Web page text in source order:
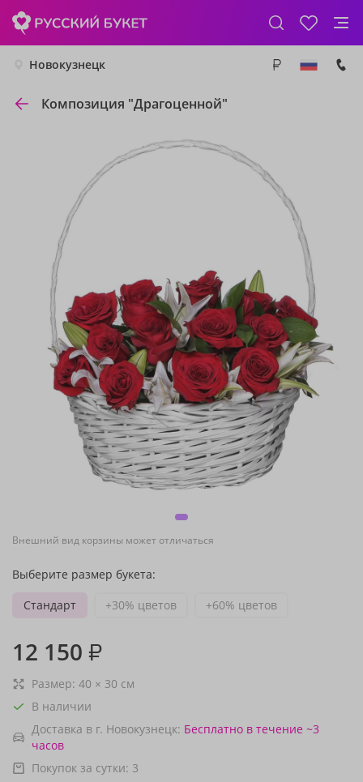
Новокузнецк
Композиция "Драгоценной"
Внешний вид корзины может отличаться
Выберите размер букета:
Стандарт
+30% цветов +60% цветов
12 150 ₽
Размер: 40 × 30 см
В наличии
Доставка в г. Новокузнецк: Бесплатно в течение ~3
часов
Покупок за сутки: 3